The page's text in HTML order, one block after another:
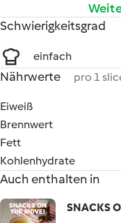
Schwierigkeitsgrad
einfach
Nährwerte pro 1
Eiweiß
Brennwert
Fett
Kohlenhydrate
Auch enthalten in
SNACKS